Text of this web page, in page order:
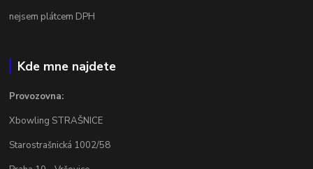
nejsem plátcem DPH
Kde mne najdete
Provozovna:
Xbowling STRAŠNICE
Starostrašnická 1002/58